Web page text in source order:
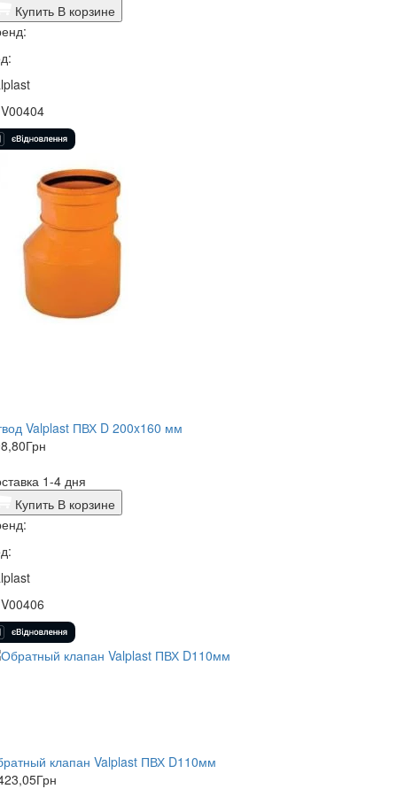
Купить В корзине
Valplast ПВХ D 200x160 мм
Грн
1-4 дня
Купить В корзине
клапан Valplast ПВХ D110мм
Грн